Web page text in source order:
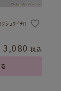
ｼｮｳｲﾁﾛ
3,080 税込